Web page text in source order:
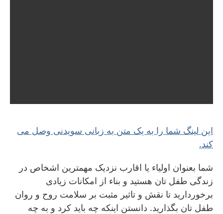
این لینگ شما را به یک متن به زبانی سویدنی وصل می
کند.
شما بعنوان اولیاء یا اقارب نزدیک مهمترین اشخاص در
زندگی طفل تان هستید و بناء از امکانات زیادی
برخوردارید تا نقش و تاثیر مثبت بر سلامت روح و روان
طفل تان بگذارید. دانستن اینکه چه باید کرد و به چه